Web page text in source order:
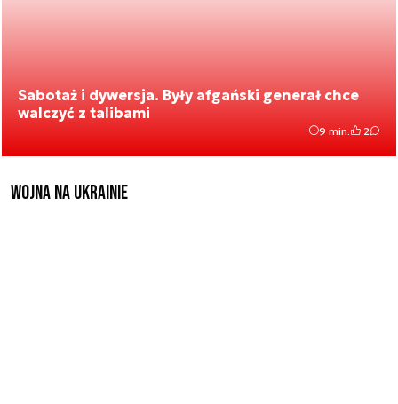
Sabotaż i dywersja. Były afgański generał chce
walczyć z talibami
9 min. 2
Wojna na Ukrainie